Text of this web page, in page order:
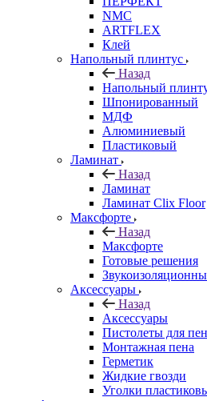
NMC
ARTFLEX
Клей
Напольный плинтус
Назад
Напольный
Шпонированный
МДФ
Алюминиевый
Пластиковый
Ламинат
Назад
Ламинат
Ламинат Clix Floor
Максфорте
Назад
Максфорте
Готовые решения
Аксессуары
Назад
Аксессуары
Пистолеты для
Монтажная пена
Герметик
Жидкие гвозди
Уголки